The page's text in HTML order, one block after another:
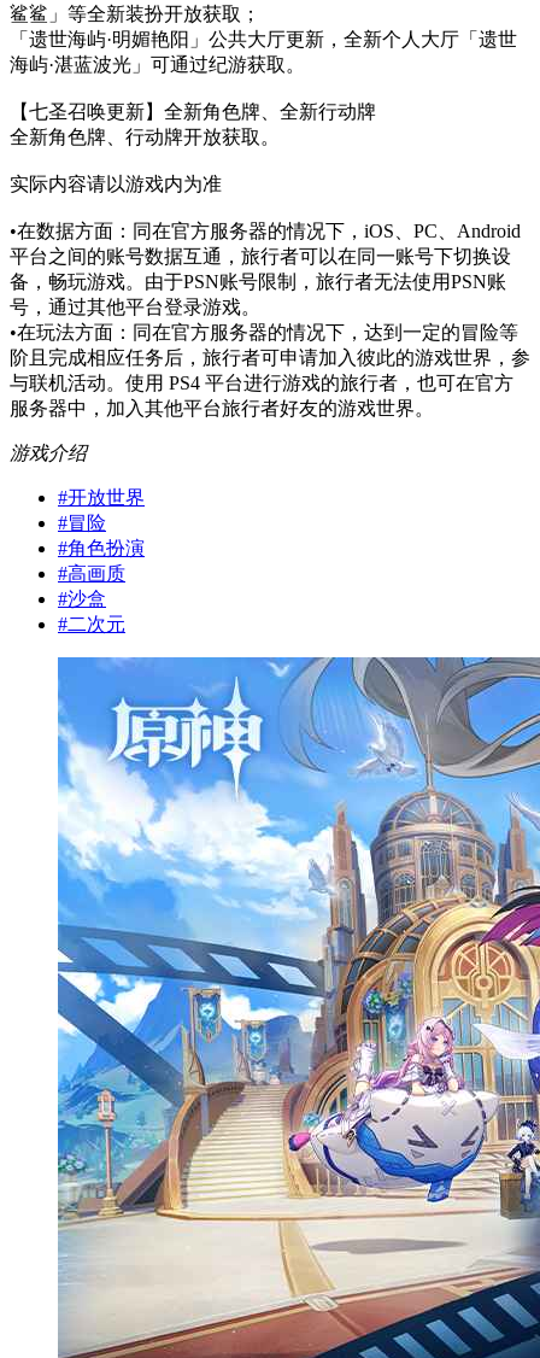
鲨鲨」等全新装扮开放获取；
「遗世海屿·明媚艳阳」公共大厅更新，全新个人大厅「遗世
海屿·湛蓝波光」可通过纪游获取。
【七圣召唤更新】全新角色牌、全新行动牌
全新角色牌、行动牌开放获取。
实际内容请以游戏内为准
•在数据方面：同在官方服务器的情况下，iOS、PC、Android
平台之间的账号数据互通，旅行者可以在同一账号下切换设
备，畅玩游戏。由于PSN账号限制，旅行者无法使用PSN账
号，通过其他平台登录游戏。
•在玩法方面：同在官方服务器的情况下，达到一定的冒险等
阶且完成相应任务后，旅行者可申请加入彼此的游戏世界，参
与联机活动。使用 PS4 平台进行游戏的旅行者，也可在官方
服务器中，加入其他平台旅行者好友的游戏世界。
游戏介绍
#开放世界
#冒险
#角色扮演
#高画质
#沙盒
#二次元